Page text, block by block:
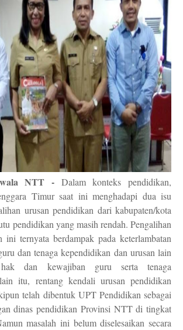
NTT - Dalam konteks pendidikan,
Timur saat ini menghadapi dua isu
urusan pendidikan dari kabupaten/kota
pendidikan yang masih rendah. Pengalihan
ini ternyata berdampak pada keterlambatan
dan tenaga kependidikan dan urusan lain
dan kewajiban guru serta tenaga
itu, rentang kendali urusan pendidikan
telah dibentuk UPT Pendidikan sebagai
dinas pendidikan Provinsi NTT di tingkat
masalah ini belum diselesaikan secara